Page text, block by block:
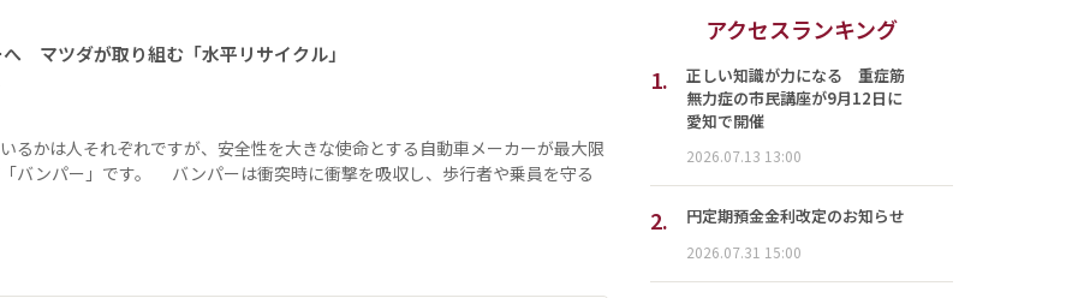
マツダが取り組む「水平リサイクル」
るかは人それぞれですが、安全性を大きな使命とする自動車メーカーが最大限
バンパー」です。 バンパーは衝突時に衝撃を吸収し、歩行者や乗員を守る
アクセスランキング
1.
正しい知識が力になる 重症筋
無力症の市民講座が9月12日に
愛知で開催
2026.07.13 13:00
2. 円定期預金金利改定のお知らせ
2026.07.31 15:00